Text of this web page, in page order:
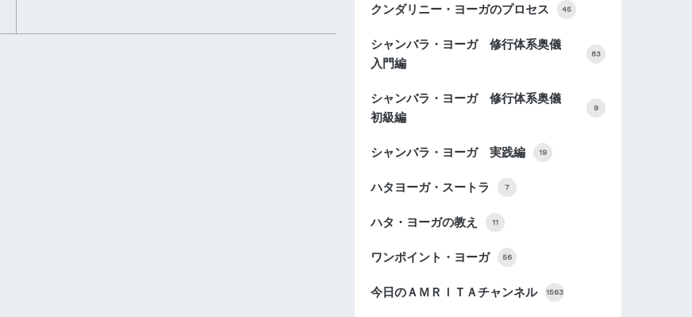
クンダリニー・ヨーガのプロセス 45
シャンバラ・ヨーガ 修行体系奥儀
入門編
83
シャンバラ・ヨーガ 修行体系奥儀
初級編
9
シャンバラ・ヨーガ 実践編 19
ハタヨーガ・スートラ 7
ハタ・ヨーガの教え 11
ワンポイント・ヨーガ 56
今日のＡＭＲＩＴＡチャンネル 1563